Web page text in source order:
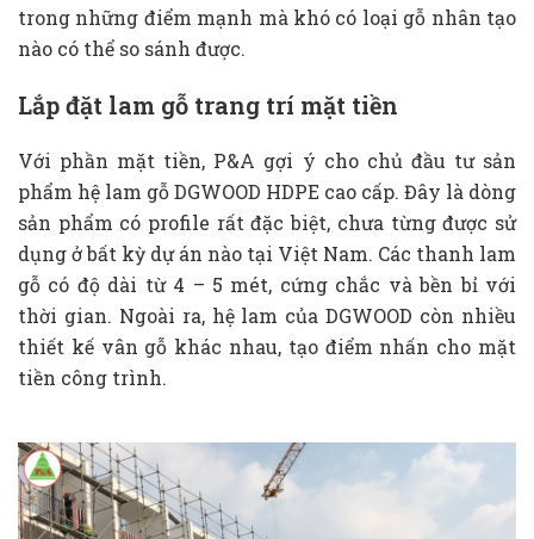
trong những điểm mạnh mà khó có loại gỗ nhân tạo
nào có thể so sánh được.
Lắp đặt lam gỗ trang trí mặt tiền
Với phần mặt tiền, P&A gợi ý cho chủ đầu tư sản
phẩm hệ lam gỗ DGWOOD HDPE cao cấp. Đây là dòng
sản phẩm có profile rất đặc biệt, chưa từng được sử
dụng ở bất kỳ dự án nào tại Việt Nam. Các thanh lam
gỗ có độ dài từ 4 – 5 mét, cứng chắc và bền bỉ với
thời gian. Ngoài ra, hệ lam của DGWOOD còn nhiều
thiết kế vân gỗ khác nhau, tạo điểm nhấn cho mặt
tiền công trình.